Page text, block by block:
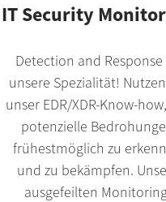
IT Security
Detection and Response
unsere Spezialität! Nutzen
unser EDR/XDR-Know-how,
potenzielle
frühestmöglich zu
und zu bekämpfen.
ausgefeilten